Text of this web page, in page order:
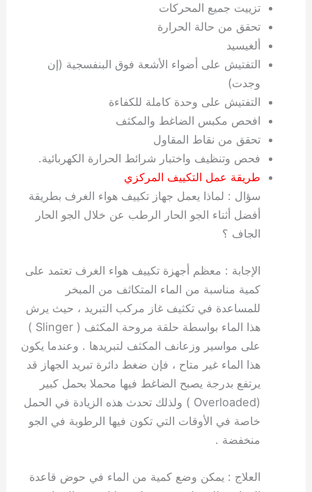
تزييت جميع المحركات
تحقق من حالة الحرارة
ألغيسيد
التفتيش على أضواء الأشعة فوق البنفسجية (إن
وجدت)
التفتيش على وحدة كاملة للكفاءة
افحص مكبس الضاغط والمكثف
تحقق من نقاط المقاول
فحص وتنظيف واختبار شرائط الحرارة الكهربائية.
طريقة عمل التكييف المركزي
سؤال : لماذا يعمل جهاز تكييف هواء الغرف بطريقة
أفضل أثناء الجو الحار الرطب عن خلال الجو الحار
الجاف ؟
الإجابة : معظم أجهزة تكييف هواء الغرف تعتمد على
كمية مناسبة من الماء المتكاثف من المبخر
للمساعدة في تكثيف غاز مركب التبريد ، حيث يرش
هذا الماء بواسطة حلقة مروحة المكثف ( Slinger )
على مواسير وزعانف المكثف لتبريدها . وعندما يكون
هذا الماء غير متاح ، فإن ضغط دائرة تبريد الجهاز قد
يرتفع بدرجة يصبح الضاغط فيها محملا بحمل كبير
(Overloaded ) ولذلك تحدث هذه الزيادة في الحمل
خاصة في الأوقات التي تكون فيها الرطوبة في الجو
منخفضة .
العلاج : يمكن وضع كمية من الماء في حوض قاعدة